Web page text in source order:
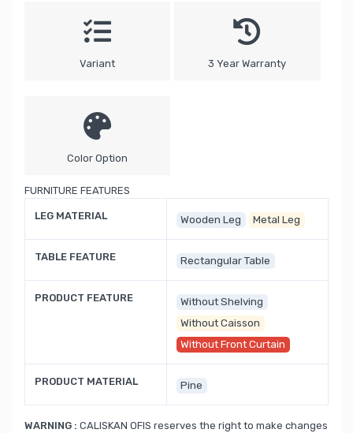
Variant 3 Year Warranty
Color Option
FURNITURE FEATURES
LEG MATERIAL Wooden Leg Metal Leg
TABLE FEATURE Rectangular Table
PRODUCT FEATURE
Without Shelving
Without Caisson
Without Front Curtain
PRODUCT MATERIAL Pine
WARNING : CALISKAN OFIS reserves the right to make changes